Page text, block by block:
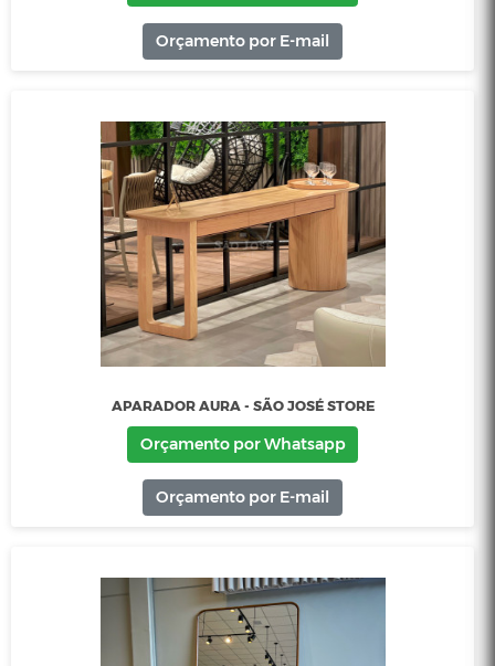
APARADOR ARES - SÃO JOSÉ STORE
Orçamento por Whatsapp
Orçamento por E-mail